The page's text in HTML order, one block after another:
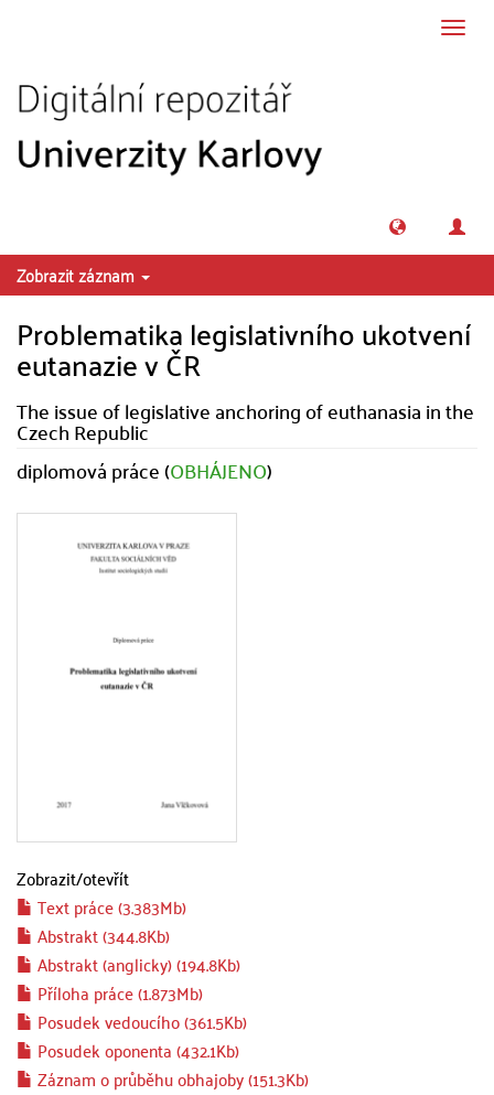
Zobrazit záznam
Problematika legislativního ukotvení
eutanazie v ČR
The issue of legislative anchoring of euthanasia in the
Czech Republic
diplomová práce (OBHÁJENO)
Zobrazit/otevřít
Text práce (3.383Mb)
Abstrakt (344.8Kb)
Abstrakt (anglicky) (194.8Kb)
Příloha práce (1.873Mb)
Posudek vedoucího (361.5Kb)
Posudek oponenta (432.1Kb)
Záznam o průběhu obhajoby (151.3Kb)